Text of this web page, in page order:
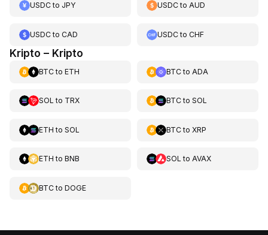
USDCto JPY USDCtoAUD
USDCto CAD USDCtoCHF
Kripto – Kripto
BTCto ETH BTCto ADA
SOL to TRX BTCto SOL
ETH to SOL BTCto XRP
ETH to BNB SOL to AVAX
BTCto DOGE